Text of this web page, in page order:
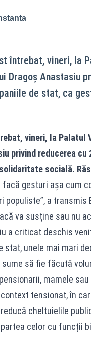
întrebat, vineri, la
Dragoș Anastasiu
de stat, ca
vineri, la Palatul
privind reducerea
socială.
gesturi așa cum
populiste”, a transmis
va susține sau nu
a criticat deschis
unele mai mari
să fie făcută
mamele sau
tensionat, în
cheltuielile
celor cu funcții